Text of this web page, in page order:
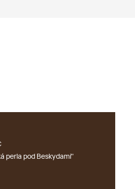
perla pod Beskydami''